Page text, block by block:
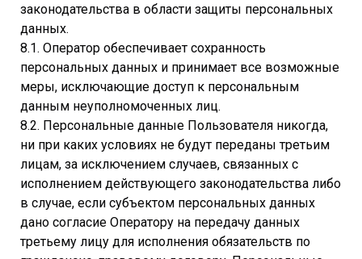
законодательства в области защиты персональных
данных.
8.1. Оператор обеспечивает сохранность
персональных данных и принимает все возможные
меры, исключающие доступ к персональным
данным неуполномоченных лиц.
8.2. Персональные данные Пользователя никогда,
ни при каких условиях не будут переданы третьим
лицам, за исключением случаев, связанных с
исполнением действующего законодательства либо
в случае, если субъектом персональных данных
дано согласие Оператору на передачу данных
третьему лицу для исполнения обязательств по